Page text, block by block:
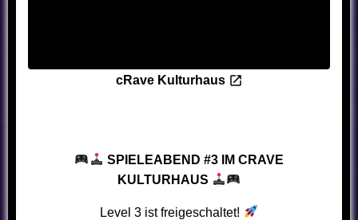
cRave Kulturhaus
SPIELEABEND #3 IM CRAVE
KULTURHAUS
Level 3 ist freigeschaltet!